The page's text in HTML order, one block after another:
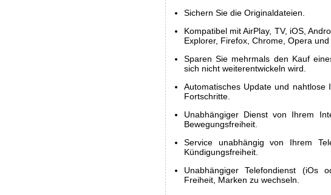
Sichern Sie die Originaldateien.
Kompatibel mit AirPlay, TV, iOS,
Explorer, Firefox, Chrome, Opera und
Sparen Sie mehrmals den Kauf
sich nicht weiterentwickeln wird.
Automatisches Update und nahtlose
Fortschritte.
Unabhängiger Dienst von Ihrem
Bewegungsfreiheit.
Service unabhängig von Ihrem
Kündigungsfreiheit.
Unabhängiger Telefondienst (iOs
Freiheit, Marken zu wechseln.